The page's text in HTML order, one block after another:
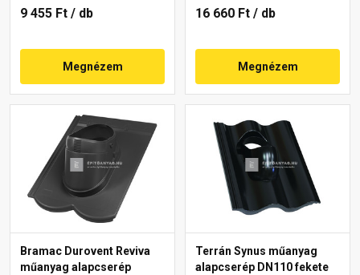
9 455 Ft / db
Megnézem
16 660 Ft / db
Megnézem
Bramac Durovent Reviva
műanyag alapcserép
Terrán Synus műanyag
alapcserép DN110 fekete